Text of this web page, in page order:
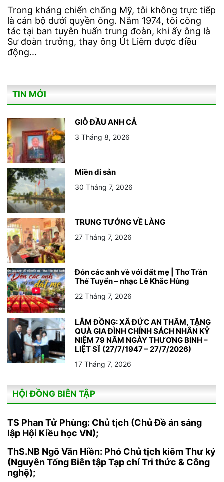
Trong kháng chiến chống Mỹ, tôi không trực tiếp
là cán bộ dưới quyền ông. Năm 1974, tôi công
tác tại ban tuyên huấn trung đoàn, khi ấy ông là
Sư đoàn trưởng, thay ông Út Liêm được điều
động...
TIN MỚI
GIỖ ĐẦU ANH CẢ
3 Tháng 8, 2026
Miền di sản
30 Tháng 7, 2026
TRUNG TƯỚNG VỀ LÀNG
27 Tháng 7, 2026
Đón các anh về với đất mẹ | Thơ Trần
Thế Tuyển – nhạc Lê Khắc Hùng
22 Tháng 7, 2026
LÂM ĐỒNG: XÃ ĐỨC AN THĂM, TẶNG
QUÀ GIA ĐÌNH CHÍNH SÁCH NHÂN KỶ
NIỆM 79 NĂM NGÀY THƯƠNG BINH –
LIỆT SĨ (27/7/1947 – 27/7/2026)
17 Tháng 7, 2026
HỘI ĐỒNG BIÊN TẬP
TS Phan Tử Phùng: Chủ tịch (Chủ Đề án sáng
lập Hội Kiều học VN);
ThS.NB Ngô Văn Hiền: Phó Chủ tịch kiêm Thư ký
(Nguyên Tổng Biên tập Tạp chí Tri thức & Công
nghệ);